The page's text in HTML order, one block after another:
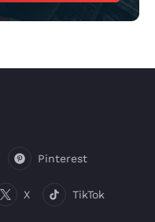
Pinterest
X TikTok